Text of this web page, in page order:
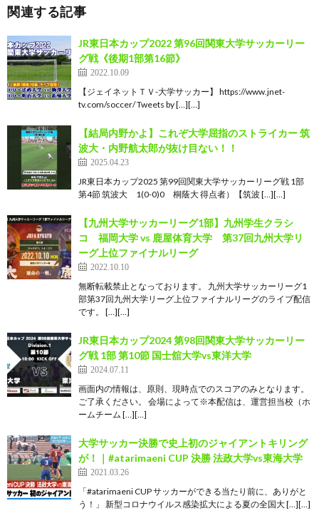
関連する記事
JR東日本カップ2022 第96回関東大学サッカーリー
グ戦《後期1部第16節》
2022.10.09
【ジェイネットＴＶ-大学サッカー】 https://www.jnet-
tv.com/soccer/ Tweets by […][…]
【結局内野かよ】これぞ大学屈指のストライカー 筑
波大・内野航太郎が抜け目ない！！
2025.04.23
JR東日本カップ2025 第99回関東大学サッカーリーグ戦 1部
第4節 筑波大 1(0-0)0 桐蔭大 得点者）【筑波 […][…]
【九州大学サッカーリーグ1部】九州学生クラシ
コ 福岡大学 vs 鹿屋体育大学 第37回九州大学リ
ーグ上位ファイナルリーグ
2022.10.10
無断転載禁止となっております。 九州大学サッカーリーグ1
部第37回九州大学リーグ上位ファイナルリーグのライブ配信
です。 […][…]
JR東日本カップ2024 第98回関東大学サッカーリー
グ戦 1部 第10節 国士舘大学vs東洋大学
2024.07.11
画面内の情報は、原則、現時点でのスコアのみとなります。
ご了承ください。 会場によって※本配信は、運営担当校（ホ
ームチーム […][…]
大学サッカー決勝で史上初のジャイアントキリング
が！｜#atarimaeni CUP 決勝 法政大学vs東海大学
2021.03.26
「#atarimaeni CUP サッカーができる当たり前に、ありがと
う！」 新型コロナウイルス感染拡大による夏の全国大 […][…]